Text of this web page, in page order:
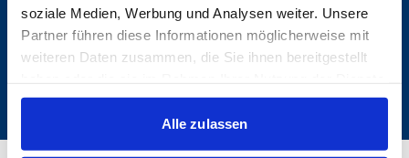
soziale Medien, Werbung und Analysen weiter. Unsere
Partner führen diese Informationen möglicherweise mit
weiteren Daten zusammen, die Sie ihnen bereitgestellt
gesammelt haben.
Alle zulassen
FANSHOP
FANS